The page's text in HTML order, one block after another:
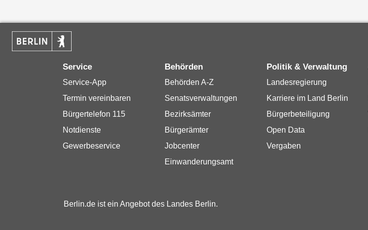
Service
Service-App
Termin vereinbaren
Bürgertelefon 115
Notdienste
Gewerbeservice
Behörden
Behörden A-Z
Senatsverwaltungen
Bezirksämter
Bürgerämter
Jobcenter
Einwanderungsamt
Politik & Verwaltung
Landesregierung
Karriere im Land Berlin
Bürgerbeteiligung
Open Data
Vergaben
Berlin.de ist ein Angebot des Landes Berlin.